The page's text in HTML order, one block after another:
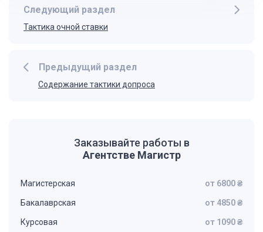
Предыдущий раздел
Содержание тактики допроса
Следующий раздел
Тактика очной ставки
Заказывайте работы в
Агентстве Магистр
Магистерская от 6800 ₴
Бакалаврская от 4850 ₴
Курсовая от 1090 ₴